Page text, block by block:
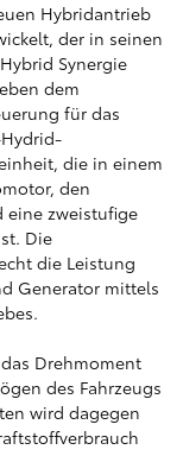
Hybridantrieb
der in seinen
Synergie
dem
für das
die in einem
den
eine zweistufige
Die
die Leistung
Generator mittels
Drehmoment
des Fahrzeugs
wird dagegen